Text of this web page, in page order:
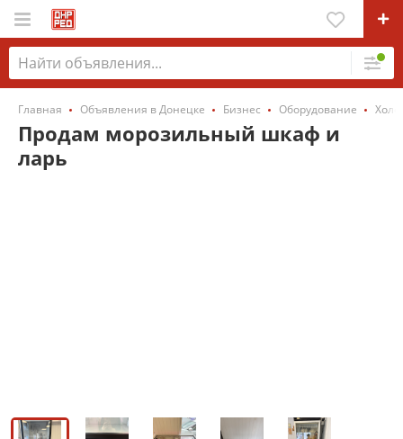
Главная Объявления в Донецке Бизнес Оборудование
Продам морозильный шкаф и
ларь